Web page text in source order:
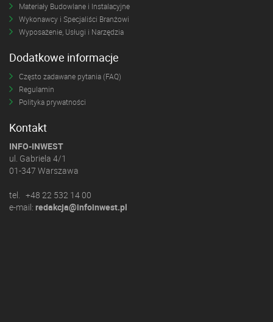
Materiały Budowlane i Instalacyjne
Wykonawcy i Specjaliści Branżowi
Wyposażenie, Usługi i Narzędzia
Dodatkowe informacje
Często zadawane pytania (FAQ)
Regulamin
Polityka prywatności
Kontakt
INFO-INWEST
ul. Gabriela 4/1
01-347 Warszawa
tel. +48 22 532 14 00
e-mail: redakcja@infoinwest.pl